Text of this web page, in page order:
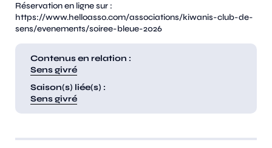
Réservation en ligne sur :
https://www.helloasso.com/associations/kiwanis-club-de-
sens/evenements/soiree-bleue-2026
Contenus en relation :
Sens givré
Saison(s) liée(s) :
Sens givré